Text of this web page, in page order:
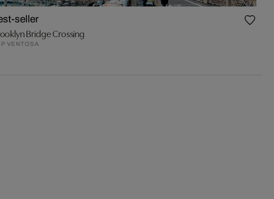
seller
Bridge Crossing
VENTOSA